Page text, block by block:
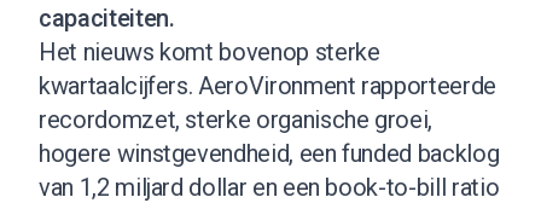
capaciteiten.
Het nieuws komt bovenop sterke
kwartaalcijfers. AeroVironment rapporteerde
recordomzet, sterke organische groei,
hogere winstgevendheid, een funded backlog
van 1,2 miljard dollar en een book-to-bill ratio